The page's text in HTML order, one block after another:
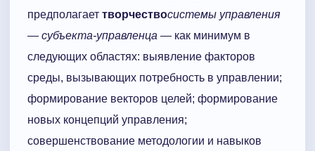
предполагает творчествосистемы управления
— субъекта-упра­в­ленца — как минимум в
следующих областях: выявление факторов
среды, вызывающих потребность в управлении;
формирование векторов целей; формирование
новых концепций управления;
совершенствование методологии и навыков